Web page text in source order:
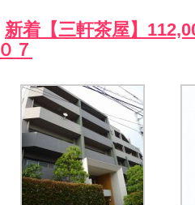
新着【三軒茶屋】
０７